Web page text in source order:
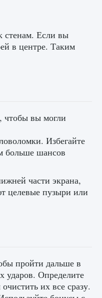
стенам. Если вы
в центре. Таким
чтобы вы могли
Избегайте
больше шансов
части экрана,
целевые пузыри или
пройти дальше в
ударов. Определите
их все сразу.